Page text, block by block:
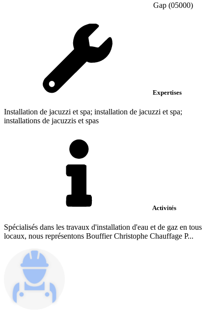
Gap (05000)
Expertises
Installation de jacuzzi et spa; installation de jacuzzi et spa;
installations de jacuzzis et spas
Activités
Spécialisés dans les travaux d'installation d'eau et de gaz en tous
locaux, nous représentons Bouffier Christophe Chauffage P...